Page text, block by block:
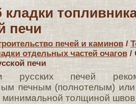
печи
печей и каминов /
отдельных частей очагов /
печи
русских печей
печным (полнотелым)
минимальной толщиной